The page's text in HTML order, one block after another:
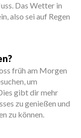
Das Wetter in
also sei auf Regen
früh am Morgen
um
gibt dir mehr
zu genießen und
zu können.